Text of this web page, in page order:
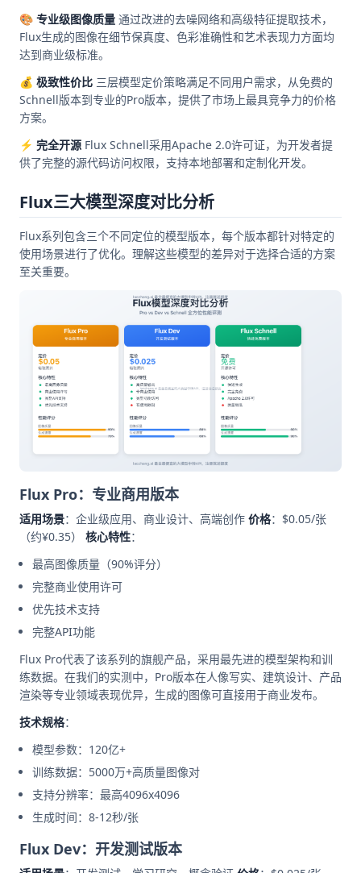
🎨 专业级图像质量 通过改进的去噪网络和高级特征提取技术，
Flux生成的图像在细节保真度、色彩准确性和艺术表现力方面均
达到商业级标准。
💰 极致性价比 三层模型定价策略满足不同用户需求，从免费的
Schnell版本到专业的Pro版本，提供了市场上最具竞争力的价格
方案。
⚡ 完全开源 Flux Schnell采用Apache 2.0许可证，为开发者提
供了完整的源代码访问权限，支持本地部署和定制化开发。
Flux三大模型深度对比分析
Flux系列包含三个不同定位的模型版本，每个版本都针对特定的
使用场景进行了优化。理解这些模型的差异对于选择合适的方案
至关重要。
Flux Pro：专业商用版本
适用场景：企业级应用、商业设计、高端创作 价格：$0.05/张
（约¥0.35） 核心特性：
最高图像质量（90%评分）
完整商业使用许可
优先技术支持
完整API功能
Flux Pro代表了该系列的旗舰产品，采用最先进的模型架构和训
练数据。在我们的实测中，Pro版本在人像写实、建筑设计、产品
渲染等专业领域表现优异，生成的图像可直接用于商业发布。
技术规格：
模型参数：120亿+
训练数据：5000万+高质量图像对
支持分辨率：最高4096x4096
生成时间：8-12秒/张
Flux Dev：开发测试版本